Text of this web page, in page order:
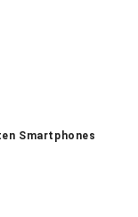
Smartphones